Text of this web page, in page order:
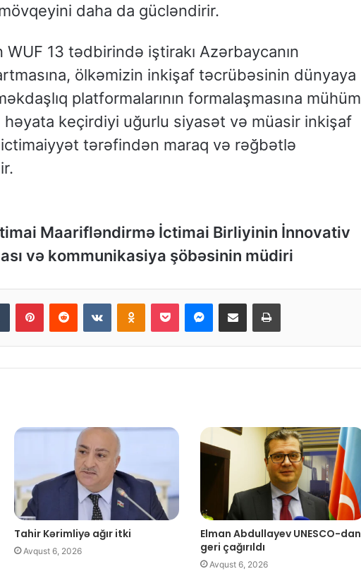
daha da gücləndirir.
13 tədbirində iştirakı Azərbaycanın
ölkəmizin inkişaf təcrübəsinin dünyaya
platformalarının formalaşmasına mühüm
keçirdiyi uğurlu siyasət və müasir inkişaf
tərəfindən maraq və rəğbətlə
Maarifləndirmə İctimai Birliyinin İnnovativ
və kommunikasiya şöbəsinin müdiri
Tahir Kərimliyə ağır itki
Avqust 6, 2026
Elman Abdullayev UNESCO-dan
geri çağırıldı
Avqust 6, 2026